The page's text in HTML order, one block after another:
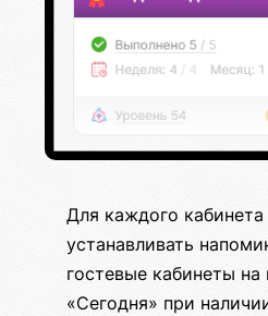
Для каждого
устанавливать
гостевые кабинеты
«Сегодня» при